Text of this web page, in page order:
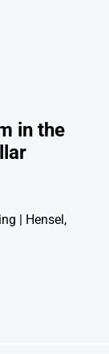
in the
| Hensel,